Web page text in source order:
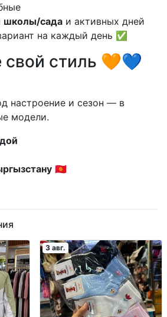
школы/сада и активных дней
на каждый день ✅
свой стиль 🧡💙
настроение и сезон — в
модели.
🇰🇬
3 авг.